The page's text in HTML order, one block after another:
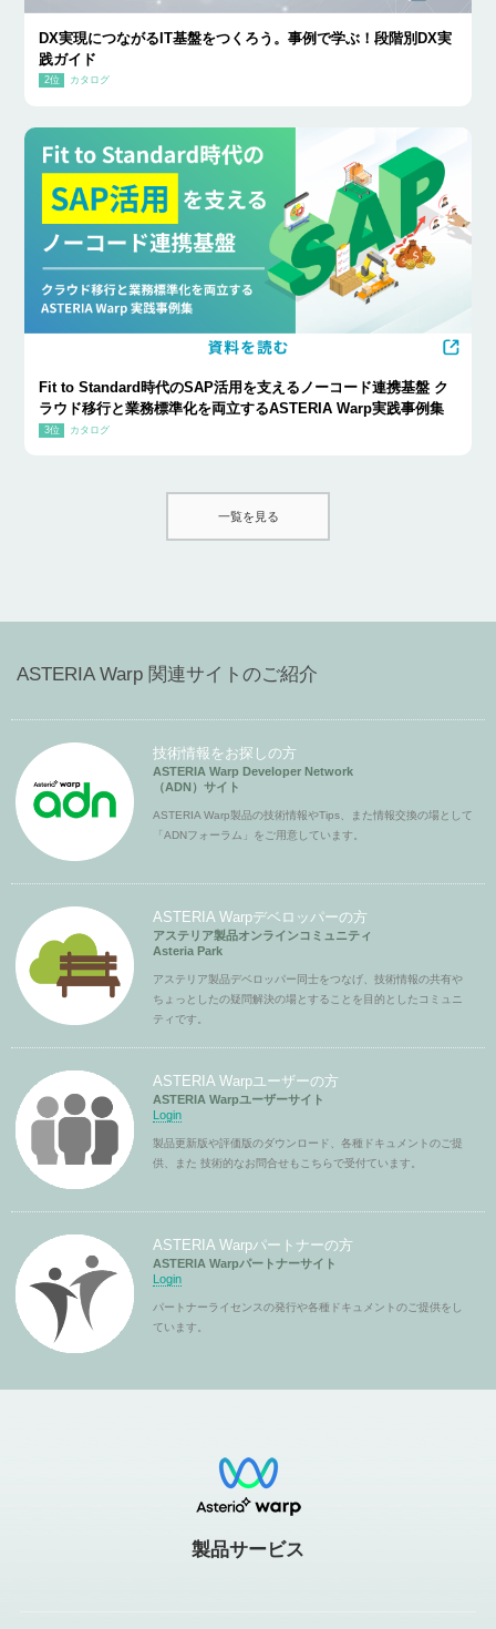
DX実現につながるIT基盤をつくろう。事例で学ぶ！段階別DX実
践ガイド
カタログ
Fit to Standard時代のSAP活用を支えるノーコード連携基盤 ク
ラウド移行と業務標準化を両立するASTERIA Warp実践事例集
カタログ
一覧を見る
ASTERIA Warp 関連サイトのご紹介
技術情報をお探しの方
ASTERIA Warp Developer Network
（ADN）サイト
ASTERIA Warp製品の技術情報やTips、また情報交換の場として
「ADNフォーラム」をご用意しています。
ASTERIA Warpデベロッパーの方
アステリア製品オンラインコミュニティ
Asteria Park
アステリア製品デベロッパー同士をつなげ、技術情報の共有や
ちょっとしたの疑問解決の場とすることを目的としたコミュニ
ティです。
ASTERIA Warpユーザーの方
ASTERIA Warpユーザーサイト
Login
製品更新版や評価版のダウンロード、各種ドキュメントのご提
供、また 技術的なお問合せもこちらで受付ています。
ASTERIA Warpパートナーの方
ASTERIA Warpパートナーサイト
Login
パートナーライセンスの発行や各種ドキュメントのご提供をし
ています。
製品サービス